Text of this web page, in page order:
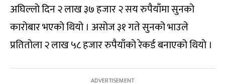
अघिल्लो दिन २ लाख ३७ हजार २ सय रुपैयाँमा सुनको
कारोबार भएको थियो । असोज ३१ गते सुनको भाउले
प्रतितोला २ लाख ५८ हजार रुपैयाँको रेकर्ड बनाएको थियो ।